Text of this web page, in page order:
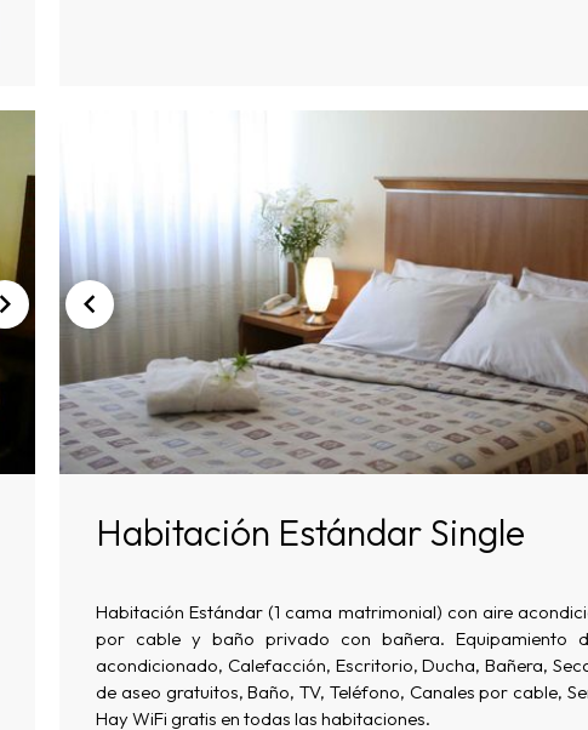
Habitación Estándar Single
Habitación Estándar (1 cama matrimonial) con aire
por cable y baño privado con bañera. Equipamiento
acondicionado, Calefacción, Escritorio, Ducha, Bañera,
de aseo gratuitos, Baño, TV, Teléfono, Canales por cable,
Hay WiFi gratis en todas las habitaciones.